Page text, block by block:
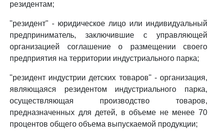
резидентам;
"резидент" - юридическое лицо или индивидуальный
предприниматель, заключившие с управляющей
организацией соглашение о размещении своего
предприятия на территории индустриального парка;
"резидент индустрии детских товаров" - организация,
являющаяся резидентом индустриального парка,
осуществляющая производство товаров,
предназначенных для детей, в объеме не менее 70
процентов общего объема выпускаемой продукции;